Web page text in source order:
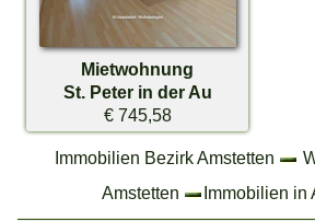
Mietwohnung
St. Peter in der Au
€ 745,58
Immobilien Bezirk Amstetten
Amstetten
Immobilien in